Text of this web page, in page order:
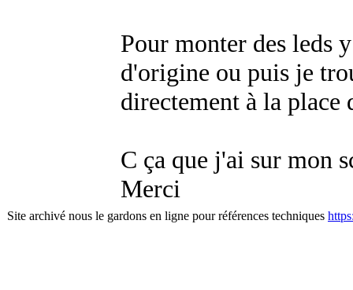
Pour monter des leds
d'origine ou puis je
directement à la place
C ça que j'ai sur mon
Merci
Site archivé nous le gardons en ligne pour références techniques